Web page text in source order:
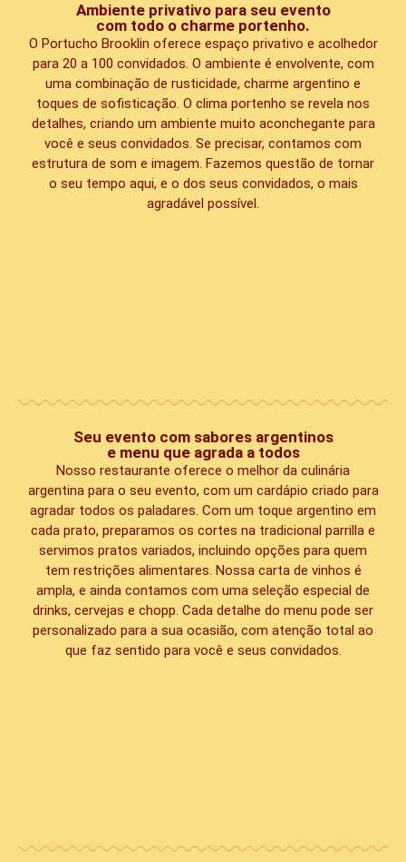
Ambiente privativo para seu evento
com todo o charme portenho.
O Portucho Brooklin oferece espaço privativo e acolhedor
para 20 a 100 convidados. O ambiente é envolvente, com
uma combinação de rusticidade, charme argentino e
toques de sofisticação. O clima portenho se revela nos
detalhes, criando um ambiente muito aconchegante para
você e seus convidados. Se precisar, contamos com
estrutura de som e imagem. Fazemos questão de tornar
o seu tempo aqui, e o dos seus convidados, o mais
agradável possível.
Seu evento com sabores argentinos
e menu que agrada a todos
Nosso restaurante oferece o melhor da culinária
argentina para o seu evento, com um cardápio criado para
agradar todos os paladares. Com um toque argentino em
cada prato, preparamos os cortes na tradicional parrilla e
servimos pratos variados, incluindo opções para quem
tem restrições alimentares. Nossa carta de vinhos é
ampla, e ainda contamos com uma seleção especial de
drinks, cervejas e chopp. Cada detalhe do menu pode ser
personalizado para a sua ocasião, com atenção total ao
que faz sentido para você e seus convidados.